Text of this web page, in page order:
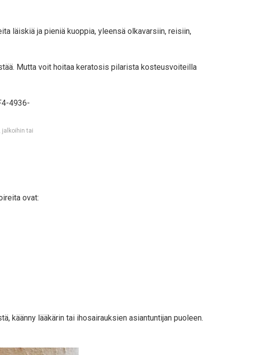
läiskiä ja pieniä kuoppia, yleensä olkavarsiin, reisiin,
Mutta voit hoitaa keratosis pilarista kosteusvoiteilla
jalkoihin tai
ovat:
käänny lääkärin tai ihosairauksien asiantuntijan puoleen.